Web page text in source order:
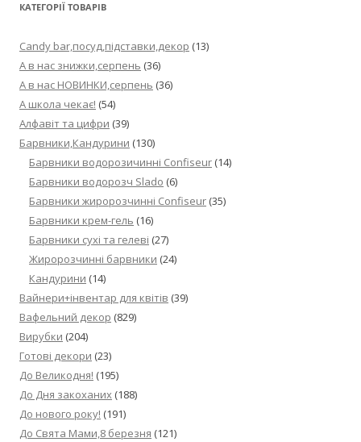
КАТЕГОРІЇ ТОВАРІВ
Candy bar,посуд,підставки,декор (13)
А в нас знижки,серпень (36)
А в нас НОВИНКИ,серпень (36)
А школа чекає! (54)
Алфавіт та цифри (39)
Барвники,Кандурини (130)
Барвники водорозичинні Confiseur (14)
Барвники водорозч Slado (6)
Барвники жиророзчинні Confiseur (35)
Барвники крем-гель (16)
Барвники сухі та гелеві (27)
Жиророзчинні барвники (24)
Кандурини (14)
Вайнери+інвентар для квітів (39)
Вафельний декор (829)
Вирубки (204)
Готові декори (23)
До Великодня! (195)
До Дня закоханих (188)
До нового року! (191)
До Свята Мами,8 березня (121)